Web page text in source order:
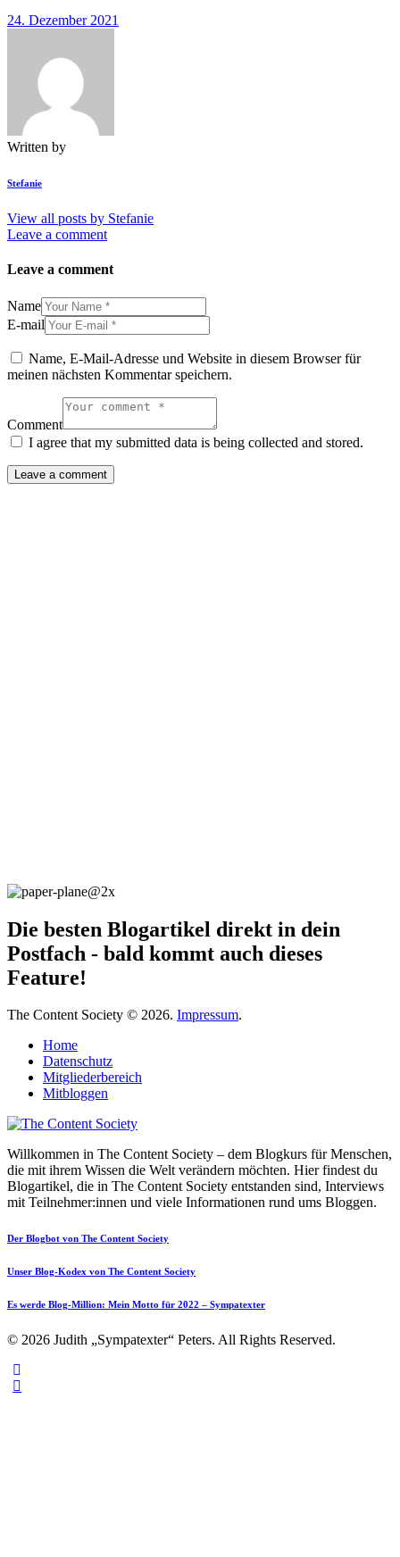
24. Dezember 2021
Written by
Stefanie
View all posts by Stefanie
Leave a comment
Leave a comment
Name
E-mail
Name, E-Mail-Adresse und Website in diesem Browser für
meinen nächsten Kommentar speichern.
Comment
I agree that my submitted data is being collected and stored.
Die besten Blogartikel direkt in dein
Postfach - bald kommt auch dieses
Feature!
The Content Society © 2026. Impressum.
Home
Datenschutz
Mitgliederbereich
Mitbloggen
Willkommen in The Content Society – dem Blogkurs für Menschen,
die mit ihrem Wissen die Welt verändern möchten. Hier findest du
Blogartikel, die in The Content Society entstanden sind, Interviews
mit Teilnehmer:innen und viele Informationen rund ums Bloggen.
Der Blogbot von The Content Society
Unser Blog-Kodex von The Content Society
Es werde Blog-Million: Mein Motto für 2022 – Sympatexter
© 2026 Judith „Sympatexter“ Peters. All Rights Reserved.